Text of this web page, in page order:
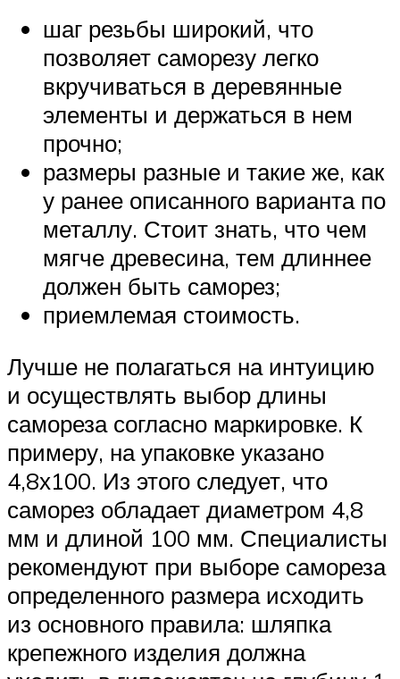
шаг резьбы широкий, что
позволяет саморезу легко
вкручиваться в деревянные
элементы и держаться в нем
прочно;
размеры разные и такие же, как
у ранее описанного варианта по
металлу. Стоит знать, что чем
мягче древесина, тем длиннее
должен быть саморез;
приемлемая стоимость.
Лучше не полагаться на интуицию
и осуществлять выбор длины
самореза согласно маркировке. К
примеру, на упаковке указано
4,8х100. Из этого следует, что
саморез обладает диаметром 4,8
мм и длиной 100 мм. Специалисты
рекомендуют при выборе самореза
определенного размера исходить
из основного правила: шляпка
крепежного изделия должна